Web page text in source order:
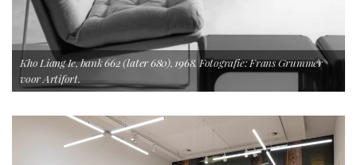
Kho Liang Ie, bank 662 (later 680), 1968. Fotografie: Frans Grummer
voor Artifort.